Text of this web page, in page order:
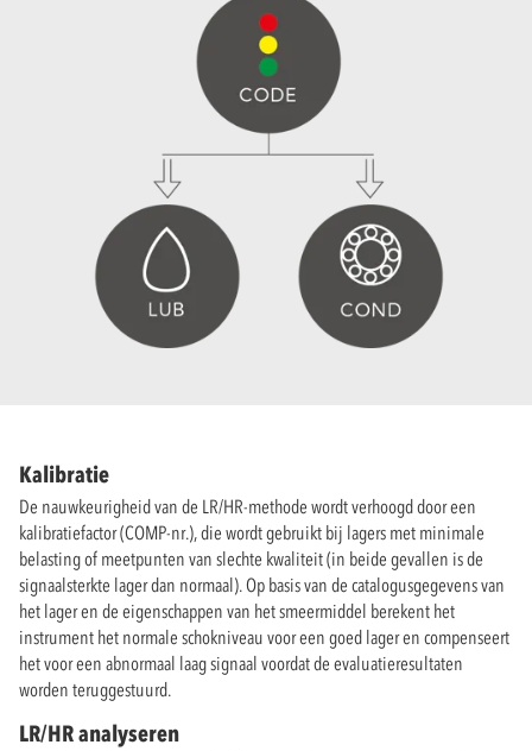
Kalibratie
De nauwkeurigheid van de LR/HR-methode wordt verhoogd door een
kalibratiefactor (COMP-nr.), die wordt gebruikt bij lagers met minimale
belasting of meetpunten van slechte kwaliteit (in beide gevallen is de
signaalsterkte lager dan normaal). Op basis van de catalogusgegevens van
het lager en de eigenschappen van het smeermiddel berekent het
instrument het normale schokniveau voor een goed lager en compenseert
het voor een abnormaal laag signaal voordat de evaluatieresultaten
worden teruggestuurd.
LR/HR analyseren